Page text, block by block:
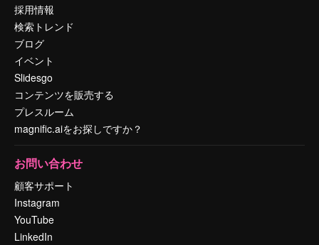
採用情報
検索トレンド
ブログ
イベント
Slidesgo
コンテンツを販売する
プレスルーム
magnific.aiをお探しですか？
お問い合わせ
顧客サポート
Instagram
YouTube
LinkedIn